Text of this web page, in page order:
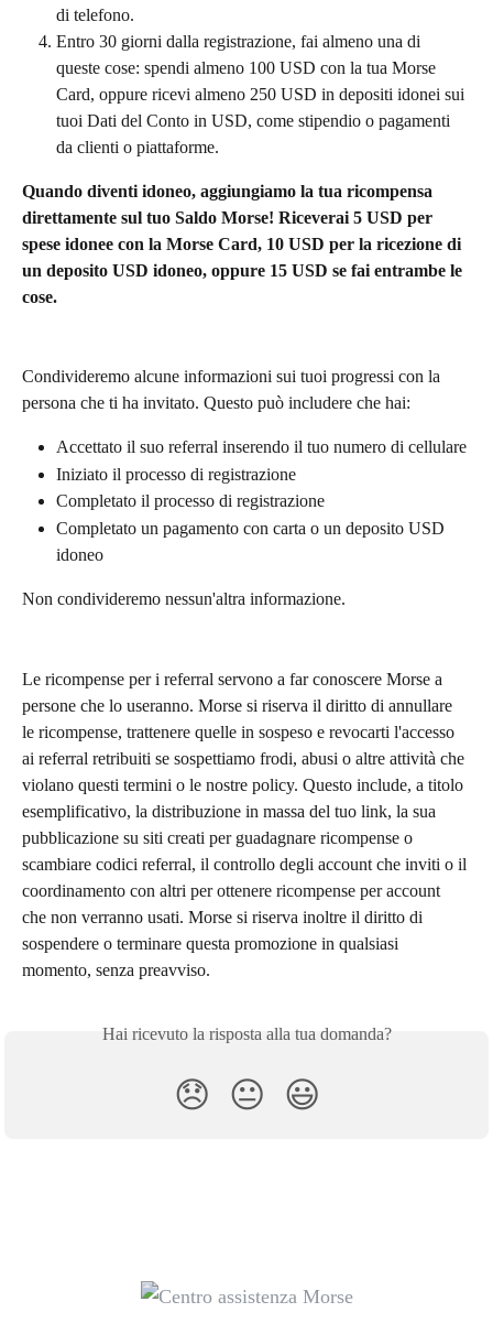
di telefono.
Entro 30 giorni dalla registrazione, fai almeno una di
queste cose: spendi almeno 100 USD con la tua Morse
Card, oppure ricevi almeno 250 USD in depositi idonei sui
tuoi Dati del Conto in USD, come stipendio o pagamenti
da clienti o piattaforme.
Quando diventi idoneo, aggiungiamo la tua ricompensa
direttamente sul tuo Saldo Morse! Riceverai 5 USD per
spese idonee con la Morse Card, 10 USD per la ricezione di
un deposito USD idoneo, oppure 15 USD se fai entrambe le
cose.
Condivideremo alcune informazioni sui tuoi progressi con la
persona che ti ha invitato. Questo può includere che hai:
Accettato il suo referral inserendo il tuo numero di cellulare
Iniziato il processo di registrazione
Completato il processo di registrazione
Completato un pagamento con carta o un deposito USD
idoneo
Non condivideremo nessun'altra informazione.
Le ricompense per i referral servono a far conoscere Morse a
persone che lo useranno. Morse si riserva il diritto di annullare
le ricompense, trattenere quelle in sospeso e revocarti l'accesso
ai referral retribuiti se sospettiamo frodi, abusi o altre attività che
violano questi termini o le nostre policy. Questo include, a titolo
esemplificativo, la distribuzione in massa del tuo link, la sua
pubblicazione su siti creati per guadagnare ricompense o
scambiare codici referral, il controllo degli account che inviti o il
coordinamento con altri per ottenere ricompense per account
che non verranno usati. Morse si riserva inoltre il diritto di
sospendere o terminare questa promozione in qualsiasi
momento, senza preavviso.
Hai ricevuto la risposta alla tua domanda?
😞 😐 😃